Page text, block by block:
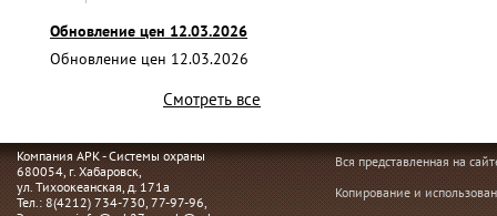
Обновление цен 12.03.2026
Обновление цен 12.03.2026
Смотреть все
Компания АРК - Системы охраны
680054, г. Хабаровск,
ул. Тихоокеанская, д. 171а
Тел.: 8(4212) 734-730, 77-97-96,
Вся представленная на
Копирование и